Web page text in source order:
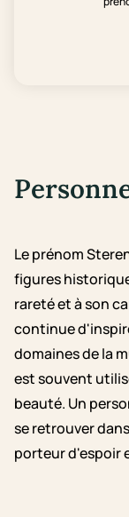
Le prénom
figures
rareté et à son
continue
domaines de la
est souvent
beauté. Un
se retrouver
porteur d'espoir